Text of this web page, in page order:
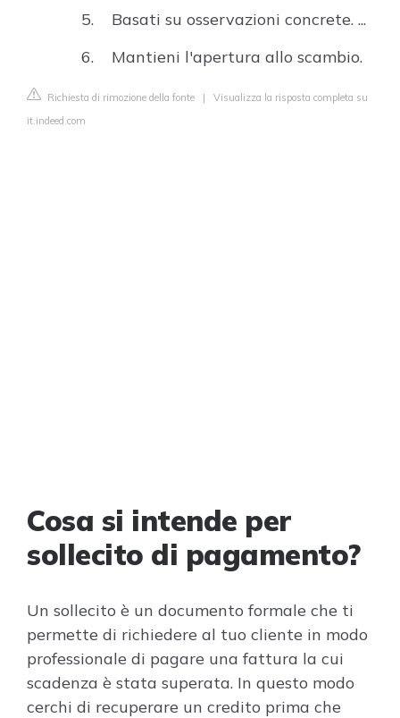
Basati su osservazioni concrete. ...
Mantieni l'apertura allo scambio.
Richiesta di rimozione della fonte | Visualizza la risposta completa su
it.indeed.com
Cosa si intende per
sollecito di pagamento?
Un sollecito è un documento formale che ti
permette di richiedere al tuo cliente in modo
professionale di pagare una fattura la cui
scadenza è stata superata. In questo modo
cerchi di recuperare un credito prima che